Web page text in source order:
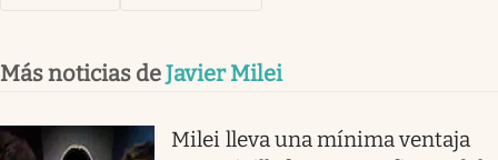
Más noticias deJavier Milei
Milei lleva una mínima ventaja